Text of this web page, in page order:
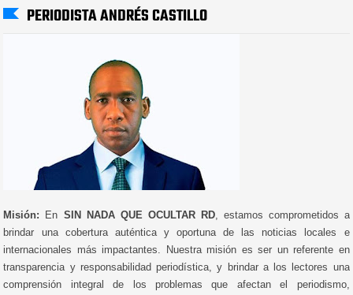
PERIODISTA ANDRÉS CASTILLO
Misión: En SIN NADA QUE OCULTAR RD, estamos comprometidos a
brindar una cobertura auténtica y oportuna de las noticias locales e
internacionales más impactantes. Nuestra misión es ser un referente en
transparencia y responsabilidad periodística, y brindar a los lectores una
comprensión integral de los problemas que afectan el periodismo,